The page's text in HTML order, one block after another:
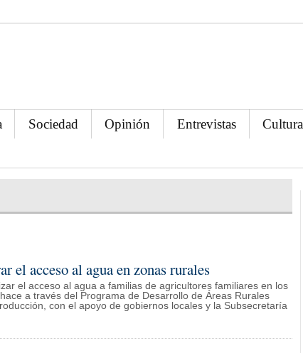
Sociedad Opinión Entrevistas Cultura
el acceso al agua en zonas rurales
el acceso al agua a familias de agricultores familiares en los
a través del Programa de Desarrollo de Áreas Rurales
con el apoyo de gobiernos locales y la Subsecretaría